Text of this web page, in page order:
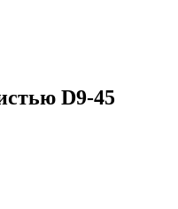
D9-45